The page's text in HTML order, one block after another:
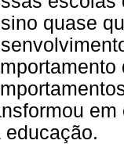
quase
educação.